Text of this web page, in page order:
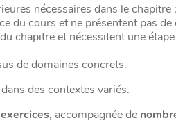
nécessaires dans le chapitre ;
du cours et ne présentent pas
chapitre et nécessitent une
de domaines concrets.
des contextes variés.
accompagnée de